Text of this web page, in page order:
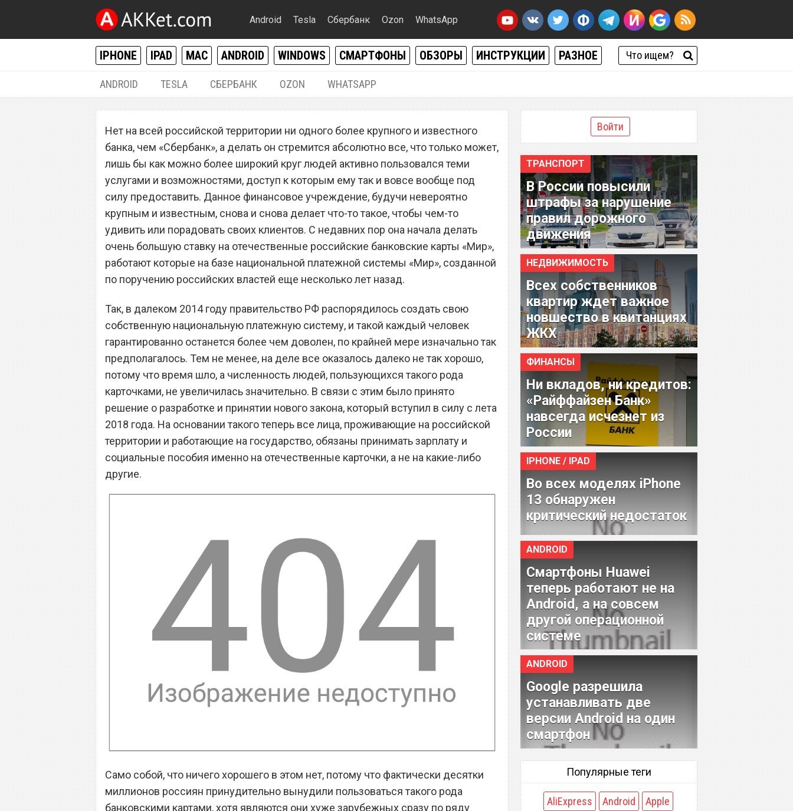
Android Tesla Сбербанк Ozon WhatsApp
IPHONE IPAD MAC ANDROID WINDOWS СМАРТФОНЫ ОБЗОРЫ ИНСТРУКЦИИ РАЗНОЕ
ANDROID TESLA СБЕРБАНК OZON WHATSAPP
«Сбербанк» всех владельцев банковских
карт «Мир» заставил визжать от
восторга
Нет на всей российской территории ни одного более крупного и известного
банка, чем «Сбербанк», а делать он стремится абсолютно все, что только может,
лишь бы как можно более широкий круг людей активно пользовался теми
услугами и возможностями, доступ к которым ему так и вовсе вообще под
силу предоставить. Данное финансовое учреждение, будучи невероятно
крупным и известным, снова и снова делает что-то такое, чтобы чем-то
удивить или порадовать своих клиентов. С недавних пор она начала делать
очень большую ставку на отечественные российские банковские карты «Мир»,
работают которые на базе национальной платежной системы «Мир», созданной
по поручению российских властей еще несколько лет назад.
Так, в далеком 2014 году правительство РФ распорядилось создать свою
собственную национальную платежную систему, и такой каждый человек
гарантированно останется более чем доволен, по крайней мере изначально так
предполагалось. Тем не менее, на деле все оказалось далеко не так хорошо,
потому что время шло, а численность людей, пользующихся такого рода
карточками, не увеличилась значительно. В связи с этим было принято
решение о разработке и принятии нового закона, который вступил в силу с лета
2018 года. На основании такого теперь все лица, проживающие на российской
территории и работающие на государство, обязаны принимать зарплату и
социальные пособия именно на отечественные карточки, а не на какие-либо
другие.
Само собой, что ничего хорошего в этом нет, потому что фактически десятки
миллионов россиян принудительно вынудили пользоваться такого рода
банковскими картами, хотя являются они хуже зарубежных сразу по ряду
Войти
ТРАНСПОРТ
В России повысили
штрафы за нарушение
правил дорожного
движения
НЕДВИЖИМОСТЬ
Всех собственников
квартир ждет важное
новшество в квитанциях
ЖКХ
ФИНАНСЫ
Ни вкладов, ни кредитов:
«Райффайзен Банк»
навсегда исчезнет из
России
IPHONE / IPAD
Во всех моделях iPhone
13 обнаружен
критический недостаток
ANDROID
Смартфоны Huawei
теперь работают не на
Android, а на совсем
другой операционной
системе
ANDROID
Google разрешила
устанавливать две
версии Android на один
смартфон
Популярные теги
AliExpress Android
Apple